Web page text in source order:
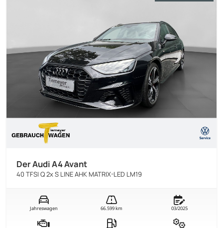
Der Audi A4 Avant
40 TFSI Q 2x S LINE AHK MATRIX-LED LM19
Jahreswagen 66.599 km 03/2025